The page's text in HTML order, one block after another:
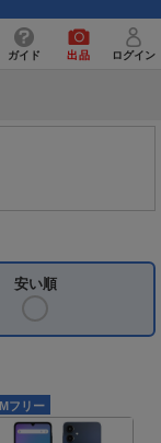
ガイド 出品 ログイン
安い順
フリー